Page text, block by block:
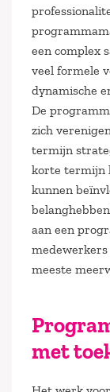
een complex
veel formele
dynamische
De
zich
termijn
korte termijn
kunnen
aan een
medewerkers
meeste
met